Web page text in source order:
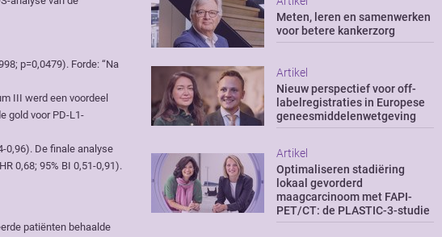
p=0,0479). Forde: “Na
III werd een voordeel
gold voor PD-L1-
0,96). De finale analyse
0,68; 95% BI 0,51-0,91).
patiënten behaalde
Meten, leren en samenwerken
voor betere kankerzorg
Artikel
Nieuw perspectief voor off-
labelregistraties in Europese
geneesmiddelenwetgeving
Artikel
Optimaliseren stadiëring
lokaal gevorderd
maagcarcinoom met FAPI-
PET/CT: de PLASTIC-3-studie